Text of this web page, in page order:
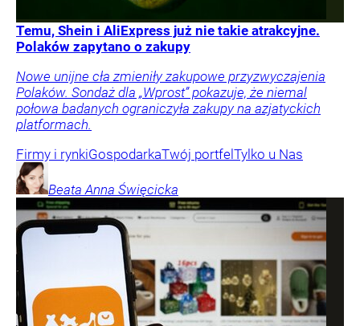
Temu, Shein i AliExpress już nie takie atrakcyjne.
Polaków zapytano o zakupy
Nowe unijne cła zmieniły zakupowe przyzwyczajenia
Polaków. Sondaż dla „Wprost” pokazuje, że niemal
połowa badanych ograniczyła zakupy na azjatyckich
platformach.
Firmy i rynkiGospodarkaTwój portfel Tylko u Nas
Beata Anna Święcicka